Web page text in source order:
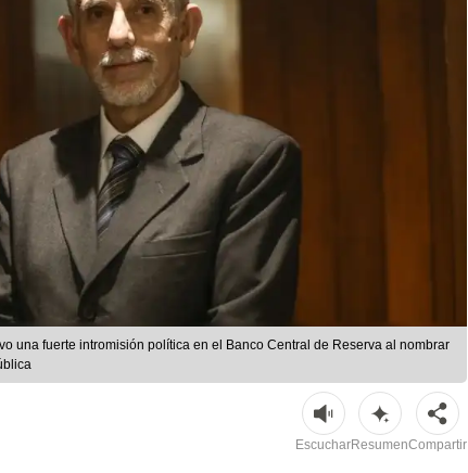
una fuerte intromisión política en el Banco Central de Reserva al nombrar
EscucharResumenCompartir